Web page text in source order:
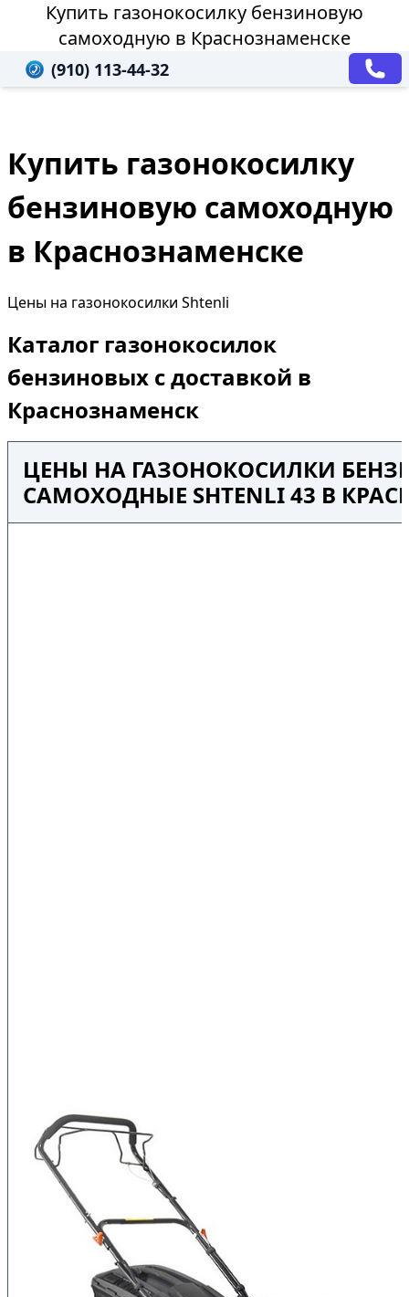
Купить газонокосилку бензиновую
самоходную в Краснознаменске
(910) 113-44-32
Купить газонокосилку
бензиновую самоходную
в Краснознаменске
Цены на газонокосилки Shtenli
Каталог газонокосилок
бензиновых с доставкой в
Краснознаменск
ЦЕНЫ НА ГАЗОНОКОСИЛКИ
САМОХОДНЫЕ SHTENLI 43 В